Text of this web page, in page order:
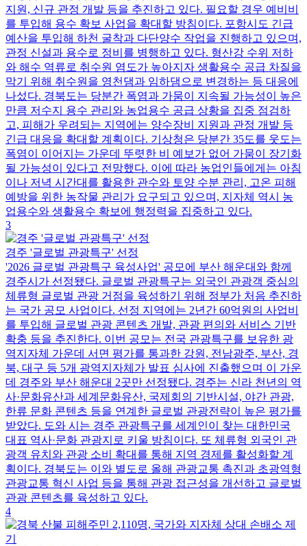
지원, 신규 관정 개발 등을 추진하고 있다. 필요할 경우 예비비
를 투입해 용수 확보 사업을 확대할 방침이다. 포항시도 긴급
예산을 투입해 하천 굴착과 다단양수 작업을 진행하고 있으며,
관정 신설과 용수로 정비를 병행하고 있다. 형산강 수위 저하
와 해수 역류로 취수원 염도가 높아지자 생활용수 공급 차질을
막기 위해 취수원을 영천댐과 임하댐으로 변경하는 등 대응에
나섰다. 경북도는 당분간 폭염과 가뭄이 지속될 가능성이 높은
만큼 저수지 용수 관리와 농업용수 공급 상황을 집중 점검하
고, 피해가 우려되는 지역에는 양수장비 지원과 관정 개발 등
긴급 대응을 확대할 계획이다. 기상청은 당분간 35도를 웃도는
폭염이 이어지는 가운데 뚜렷한 비 예보가 없어 가뭄이 장기화
될 가능성이 있다고 전망했다. 이에 따라 농업인들에게는 아침
이나 저녁 시간대를 활용한 관수와 토양 수분 관리, 고온 피해
예방을 위한 농작물 관리가 요구되고 있으며, 지자체 역시 농
업용수와 생활용수 확보에 행정력을 집중하고 있다.
3
경주 '글로벌 관광특구' 선정
'2026 글로벌 관광특구 육성사업' 공모에 부산 해운대와 함께
경주시가 선정됐다. 글로벌 관광특구는 외국인 관광객 중심의
체류형 글로벌 관광 거점을 육성하기 위해 정부가 처음 추진하
는 국가 공모 사업이다. 선정 지역에는 2년간 60억원의 사업비
를 투입해 글로벌 관광 콘텐츠 개발, 관광 편의와 서비스 기반
확충 등을 추진한다. 이번 공모는 전국 관광특구를 보유한 광
역지자체 가운데 서면 평가를 통과한 강원, 전남광주, 부산, 경
북, 대구 등 5개 광역지자체가 발표 심사에 진출했으며 이 가운
데 경주와 부산 해운대 2곳만 선정됐다. 경주는 신라 천년의 역
사·문화유산과 세계문화유산, 국제회의 기반시설, 야간 관광,
한류 문화 콘텐츠 등을 연계한 글로벌 관광전략이 높은 평가를
받았다. 도와 시는 경주 관광특구를 세계인이 찾는 대한민국
대표 역사·문화 관광지로 키울 방침이다. 또 체류형 외국인 관
광객 유치와 관광 소비 확대를 통해 지역 경제를 활성화할 계
획이다. 경북도는 이와 별도로 올해 관광교통 촉진과 초광역형
관광교통 혁신 사업 등을 통해 관광 접근성을 개선하고 글로벌
관광 콘텐츠를 육성하고 있다.
4